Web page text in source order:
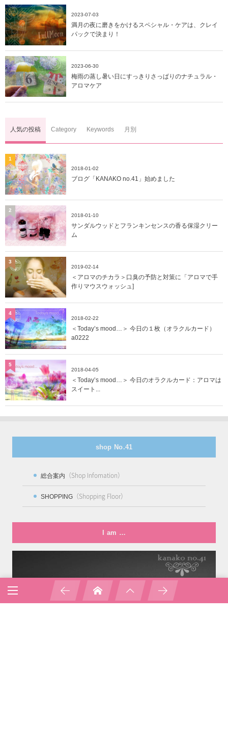
2023-07-03
満月の夜に磨きをかけるスペシャル・ケアは、クレイ
パックで決まり！
2023-06-30
梅雨の蒸し暑い日にすっきりさっぱりのナチュラル・
アロマケア
人気の投稿 Category Keywords 月別
2018-01-02
ブログ「KANAKO no.41」始めました
1
2018-01-10
サンダルウッドとフランキンセンスの香る保湿クリー
ム
2
2019-02-14
＜アロマのチカラ＞口臭の予防と対策に「アロマで手
作りマウスウォッシュ]
3
2018-02-22
＜Today’s mood…＞ 今日の１枚（オラクルカード）
a0222
4
2018-04-05
＜Today’s mood…＞ 今日のオラクルカード：アロマは
スイート...
5
shop No.41
総合案内 （Shop Infomation）
SHOPPING （Shopping Floor）
I am …